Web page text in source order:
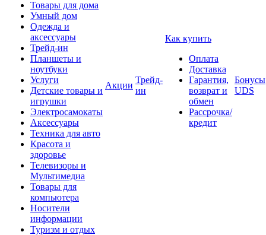
Товары для дома
Умный дом
Одежда и
аксессуары
Трейд-ин
Планшеты и
ноутбуки
Услуги
Детские товары и
игрушки
Электросамокаты
Аксессуары
Техника для авто
Красота и
здоровье
Телевизоры и
Мультимедиа
Товары для
компьютера
Носители
информации
Туризм и отдых
Акции
Трейд-
ин
Как купить
Оплата
Доставка
Гарантия,
возврат и
обмен
Рассрочка/
кредит
Бонусы
UDS